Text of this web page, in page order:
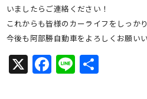
いましたらご連絡ください！
これからも皆様のカーライフをしっか
今後も阿部勝自動車をよろしくお願い
X Facebook
Line共